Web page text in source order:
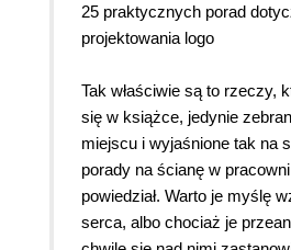
25 praktycznych porad
projektowania logo
Tak właściwie są to rzeczy,
się w książce, jedynie
miejscu i wyjaśnione tak na
porady na ścianę w
powiedział. Warto je myślę
serca, albo chociaż je